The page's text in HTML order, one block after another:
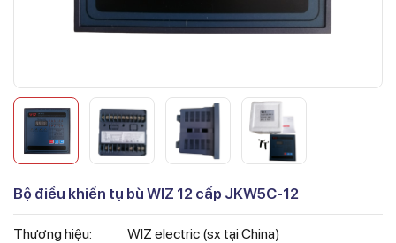
Bộ điều khiển tụ bù WIZ 12 cấp JKW5C-12
Thương hiệu: WIZ electric (sx tại China)